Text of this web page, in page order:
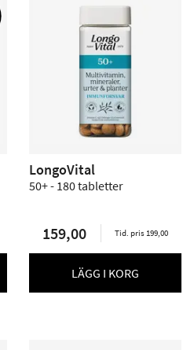
LongoVital
50+ - 180 tabletter
159,00 Tid. pris 199,00
LÄGG I KORG